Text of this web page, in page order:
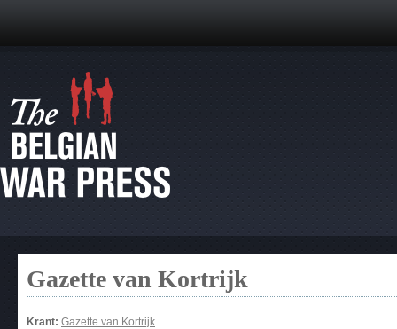
Gazette van Kortrijk
Krant: Gazette van Kortrijk